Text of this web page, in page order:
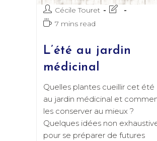
Auteur/autrice
de
Cécile Touret
Dernière
publication :
Temps
lecture :
7 mins read
L’été au jardin
médicinal
Quelles plantes cueillir cet été
au jardin médicinal et
les conserver au mieux ?
Quelques idées non
pour se préparer de futures